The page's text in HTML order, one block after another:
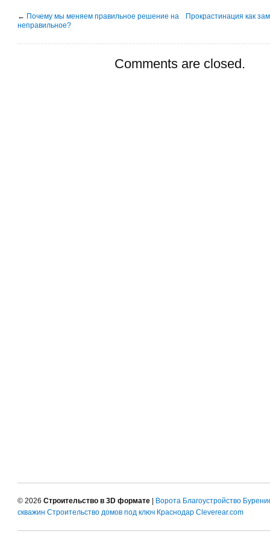
← Почему мы меняем правильное решение на
неправильное?
Прокрастинация как
Comments are closed.
© 2026 Строительство в 3D формате | Ворота Благоустройство
скважин Строительство домов под ключ Краснодар Cleverear.com